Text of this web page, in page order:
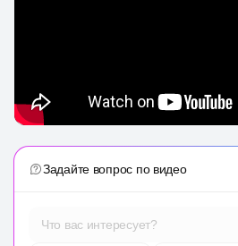
Задайте вопрос по видео
Что вас интересует?